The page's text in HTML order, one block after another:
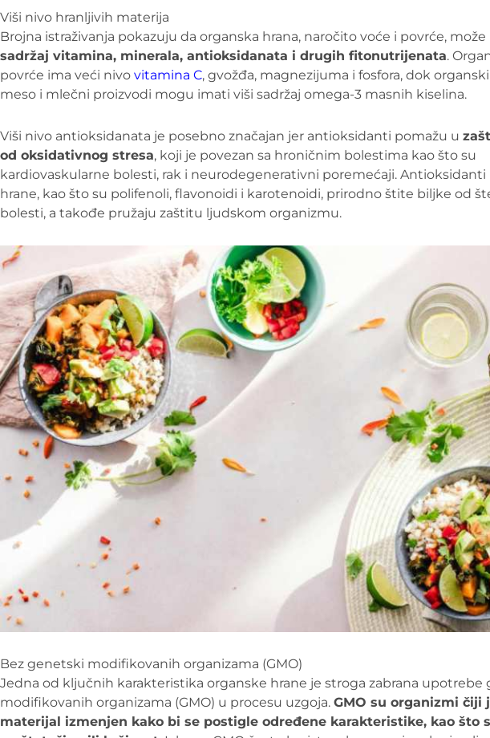
Viši nivo hranljivih materija
Brojna istraživanja pokazuju da organska hrana, naročito voće i povrće,
sadržaj vitamina, minerala, antioksidanata i drugih fitonutrijenata.
povrće ima veći nivo vitamina C, gvožđa, magnezijuma i fosfora, dok
meso i mlečni proizvodi mogu imati viši sadržaj omega-3 masnih kiselina.
Viši nivo antioksidanata je posebno značajan jer antioksidanti pomažu u
od oksidativnog stresa, koji je povezan sa hroničnim bolestima kao što su
kardiovaskularne bolesti, rak i neurodegenerativni poremećaji. Antioksidanti
hrane, kao što su polifenoli, flavonoidi i karotenoidi, prirodno štite biljke od
bolesti, a takođe pružaju zaštitu ljudskom organizmu.
Bez genetski modifikovanih organizama (GMO)
Jedna od ključnih karakteristika organske hrane je stroga zabrana upotrebe
modifikovanih organizama (GMO) u procesu uzgoja. GMO su organizmi čiji
materijal izmenjen kako bi se postigle određene karakteristike, kao što